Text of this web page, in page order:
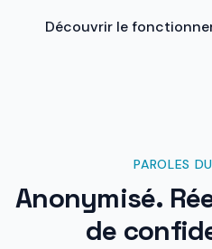
Découvrir le
PAROLES
Anonymisé.
de